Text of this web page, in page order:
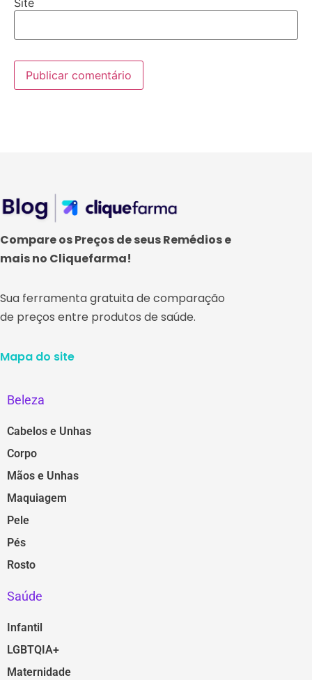
Site
Compare os Preços de seus Remédios e
mais no Cliquefarma!
Sua ferramenta gratuita de comparação
de preços entre produtos de saúde.
Mapa do site
Beleza
Cabelos e Unhas
Corpo
Mãos e Unhas
Maquiagem
Pele
Pés
Rosto
Saúde
Infantil
LGBTQIA+
Maternidade